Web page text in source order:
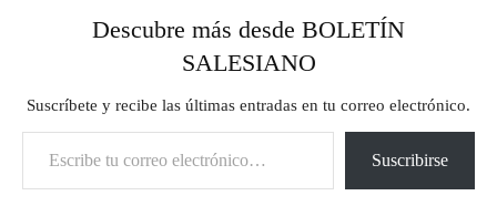
Descubre más desde BOLETÍN
SALESIANO
Suscríbete y recibe las últimas entradas en tu correo electrónico.
Escribe tu correo electrónico…
Suscribirse